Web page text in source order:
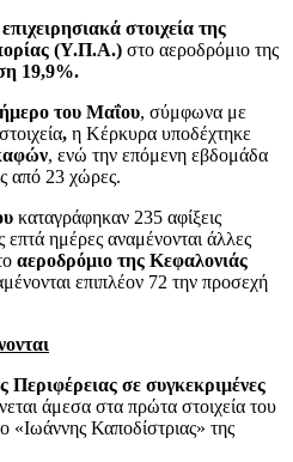
στοιχεία της
(Υ.Π.Α.) στο αεροδρόμιο της
19,9%.
του Μαΐου, σύμφωνα με
, η Κέρκυρα υποδέχτηκε
, ενώ την επόμενη εβδομάδα
από 23 χώρες.
καταγράφηκαν 235 αφίξεις
ημέρες αναμένονται άλλες
αεροδρόμιο της Κεφαλονιάς
επιπλέον 72 την προσεχή
Περιφέρειας σε συγκεκριμένες
άμεσα στα πρώτα στοιχεία του
Καποδίστριας» της